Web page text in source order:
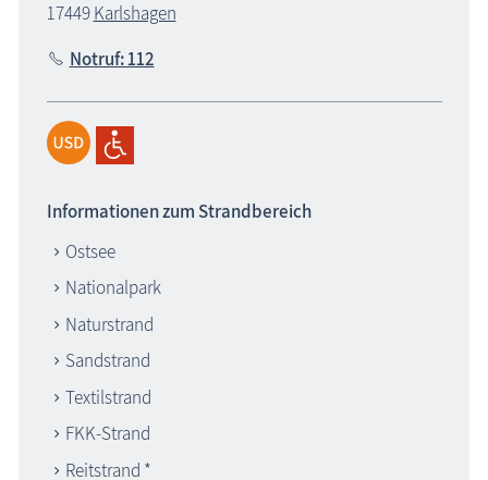
17449Karlshagen
Notruf: 112
Informationen zum Strandbereich
Ostsee
Nationalpark
Naturstrand
Sandstrand
Textilstrand
FKK-Strand
Reitstrand *